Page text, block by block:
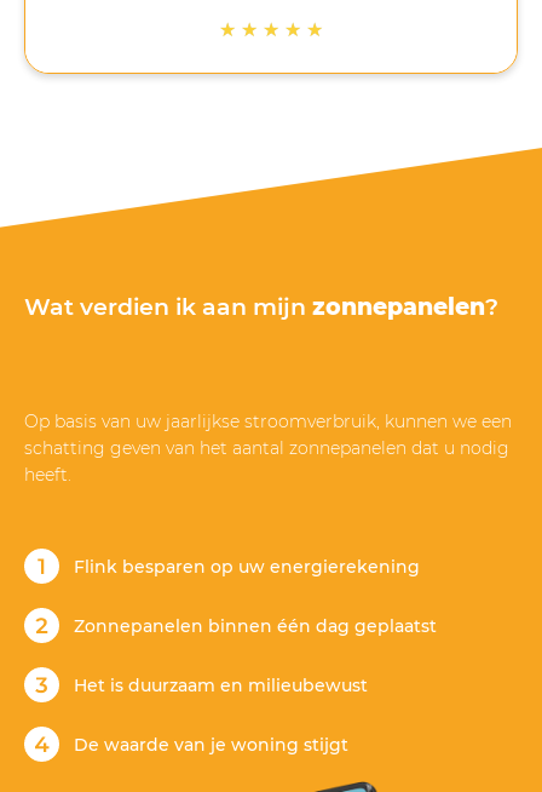
Ook het installeren is netjes en volgens afspraak
veel bedrijven dan afhaken. Net na de installatie
op korte termijn panelen te bestellen en te laten
installeren met wachttijden van soms meer dan 6
maanden, zijn de 5 sterren dik verdiend door
★ ★ ★ ★ ★
Wat verdien ik aan mijn zonnepanelen?
Op basis van uw jaarlijkse stroomverbruik, kunnen we een
schatting geven van het aantal zonnepanelen dat u nodig
heeft.
Flink besparen op uw energierekening
Zonnepanelen binnen één dag geplaatst
Het is duurzaam en milieubewust
De waarde van je woning stijgt